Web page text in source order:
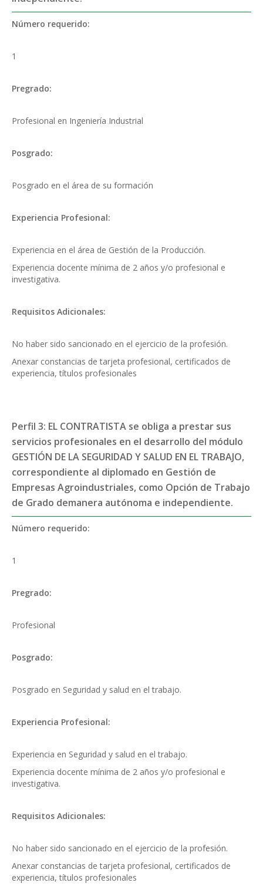
Número requerido:
1
Pregrado:
Profesional en Ingeniería Industrial
Posgrado:
Posgrado en el área de su formación
Experiencia Profesional:
Experiencia en el área de Gestión de la Producción.
Experiencia docente mínima de 2 años y/o profesional e
investigativa.
Requisitos Adicionales:
No haber sido sancionado en el ejercicio de la profesión.
Anexar constancias de tarjeta profesional, certificados de
experiencia, títulos profesionales
Perfil 3: EL CONTRATISTA se obliga a prestar sus
servicios profesionales en el desarrollo del módulo
GESTIÓN DE LA SEGURIDAD Y SALUD EN EL TRABAJO,
correspondiente al diplomado en Gestión de
Empresas Agroindustriales, como Opción de Trabajo
de Grado demanera autónoma e independiente.
Número requerido:
1
Pregrado:
Profesional
Posgrado:
Posgrado en Seguridad y salud en el trabajo.
Experiencia Profesional:
Experiencia en Seguridad y salud en el trabajo.
Experiencia docente mínima de 2 años y/o profesional e
investigativa.
Requisitos Adicionales:
No haber sido sancionado en el ejercicio de la profesión.
Anexar constancias de tarjeta profesional, certificados de
experiencia, títulos profesionales